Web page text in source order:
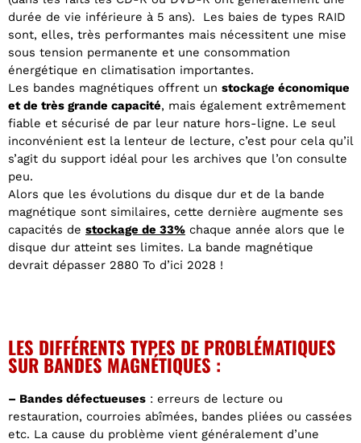
durée de vie inférieure à 5 ans). Les baies de types RAID
sont, elles, très performantes mais nécessitent une mise
sous tension permanente et une consommation
énergétique en climatisation importantes.
Les bandes magnétiques offrent un stockage économique
et de très grande capacité, mais également extrêmement
fiable et sécurisé de par leur nature hors-ligne. Le seul
inconvénient est la lenteur de lecture, c’est pour cela qu’il
s’agit du support idéal pour les archives que l’on consulte
peu.
Alors que les évolutions du disque dur et de la bande
magnétique sont similaires, cette dernière augmente ses
capacités de stockage de 33% chaque année alors que le
disque dur atteint ses limites. La bande magnétique
devrait dépasser 2880 To d’ici 2028 !
LES DIFFÉRENTS TYPES DE PROBLÉMATIQUES
SUR BANDES MAGNÉTIQUES :
– Bandes défectueuses : erreurs de lecture ou
restauration, courroies abîmées, bandes pliées ou cassées
etc. La cause du problème vient généralement d’une